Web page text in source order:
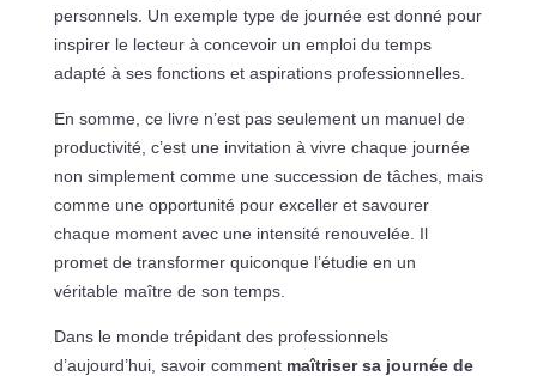
personnels. Un exemple type de journée est donné pour
inspirer le lecteur à concevoir un emploi du temps
adapté à ses fonctions et aspirations professionnelles.
En somme, ce livre n’est pas seulement un manuel de
productivité, c’est une invitation à vivre chaque journée
non simplement comme une succession de tâches, mais
comme une opportunité pour exceller et savourer
chaque moment avec une intensité renouvelée. Il
promet de transformer quiconque l’étudie en un
véritable maître de son temps.
Dans le monde trépidant des professionnels
d’aujourd’hui, savoir comment maîtriser sa journée de